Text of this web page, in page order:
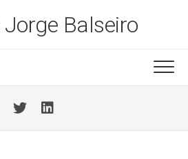
Jorge Balseiro